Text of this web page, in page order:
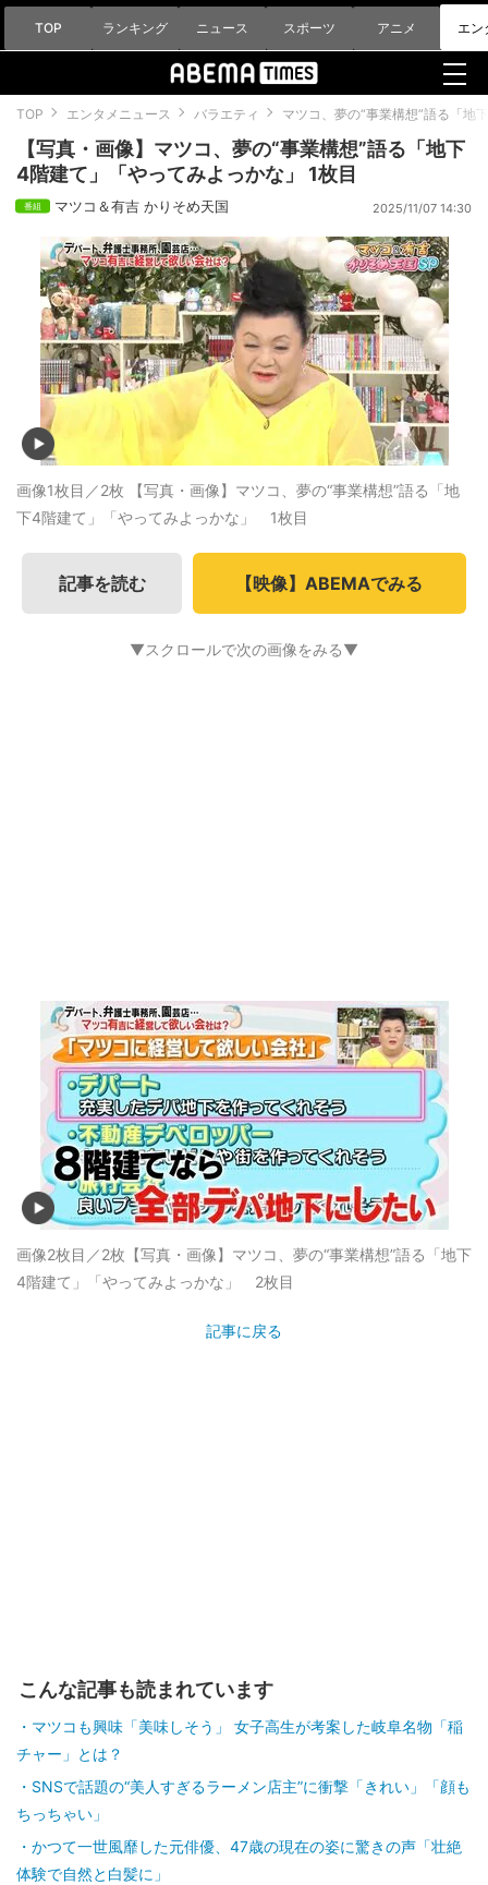
TOP ランキング ニュース スポーツ アニメ エン
TOP エンタメニュース バラエティ マツコ、夢の“事業構想”語る「地
【写真・画像】マツコ、夢の“事業構想”語る「地下
4階建て」「やってみよっかな」 1枚目
マツコ＆有吉 かりそめ天国 2025/11/07 14:30
画像1枚目／2枚 【写真・画像】マツコ、夢の“事業構想”語る「地
下4階建て」「やってみよっかな」 1枚目
記事を読む 【映像】ABEMAでみる
▼スクロールで次の画像をみる▼
画像2枚目／2枚 【写真・画像】マツコ、夢の“事業構想”語る「地下
4階建て」「やってみよっかな」 2枚目
記事に戻る
こんな記事も読まれています
マツコも興味「美味しそう」 女子高生が考案した岐阜名物「稲
チャー」とは？
SNSで話題の“美人すぎるラーメン店主”に衝撃「きれい」「顔も
ちっちゃい」
かつて一世風靡した元俳優、47歳の現在の姿に驚きの声「壮絶
体験で自然と白髪に」